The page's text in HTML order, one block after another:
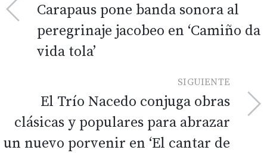
Carapaus pone banda sonora al
peregrinaje jacobeo en ‘Camiño da
vida tola’
SIGUIENTE
El Trío Nacedo conjuga obras
clásicas y populares para abrazar
un nuevo porvenir en ‘El cantar de